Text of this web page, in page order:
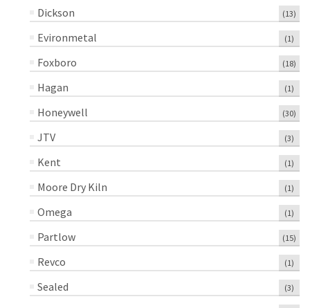
Dickson (13)
Evironmetal (1)
Foxboro (18)
Hagan (1)
Honeywell (30)
JTV (3)
Kent (1)
Moore Dry Kiln (1)
Omega (1)
Partlow (15)
Revco (1)
Sealed (3)